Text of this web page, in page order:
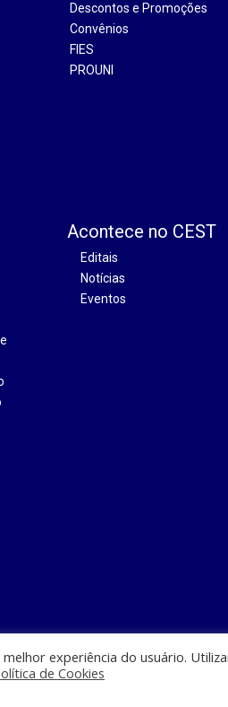
Descontos e Promoções
Convênios
FIES
PROUNI
Acontece no CEST
Editais
Notícias
Eventos
experiência do usuário.
de Cookies